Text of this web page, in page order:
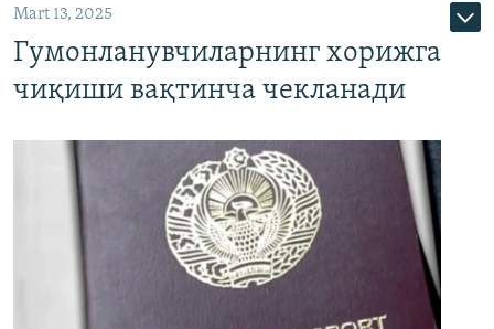
Mart 13, 2025
Гумонланувчиларнинг хорижга
чиқиши вақтинча чекланади